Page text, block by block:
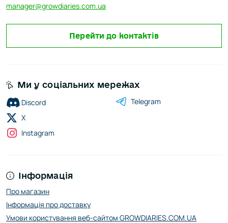
manager@growdiaries.com.ua
Перейти до контактів
Інформація
Про магазин
Інформація про доставку
Умови користування веб-сайтом GROWDIARIES.COM.UA
Ми у соціальних мережах
Discord
X
Instagram
Telegram